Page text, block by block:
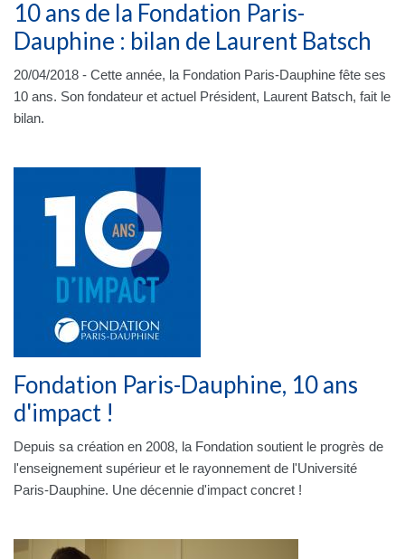
10 ans de la Fondation Paris-
Dauphine : bilan de Laurent Batsch
20/04/2018 - Cette année, la Fondation Paris-Dauphine fête ses
10 ans. Son fondateur et actuel Président, Laurent Batsch, fait le
bilan.
Fondation Paris-Dauphine, 10 ans
d'impact !
Depuis sa création en 2008, la Fondation soutient le progrès de
l'enseignement supérieur et le rayonnement de l'Université
Paris-Dauphine. Une décennie d'impact concret !